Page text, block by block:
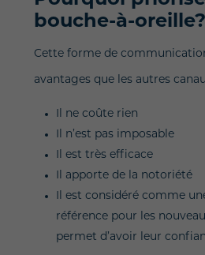
bouche-à-oreille?
Cette forme de
avantages que les autres
Il ne coûte rien
Il n’est pas imposable
Il est très efficace
Il apporte de la notoriété
Il est considéré comme
référence pour les
permet d’avoir leur